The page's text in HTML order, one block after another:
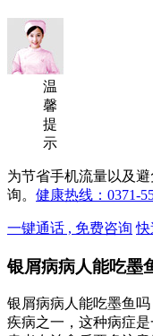
温
馨
提
示
为节省手机流量以及
询。 健康热线：0371-
一键通话 , 免费咨询 快
银屑病病人能吃墨
银屑病病人能吃墨鱼
疾病之一，这种病症